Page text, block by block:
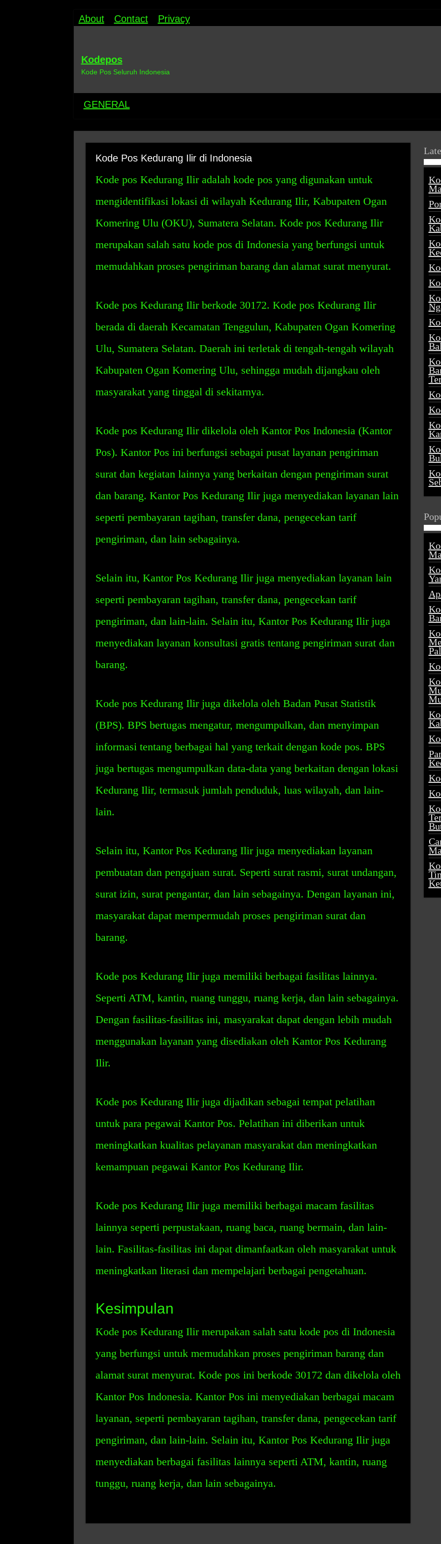
About Contact Privacy
Kodepos
Kode Pos Seluruh Indonesia
GENERAL
Kode Pos Kedurang Ilir di Indonesia
Kode pos Kedurang Ilir adalah kode pos yang digunakan untuk
mengidentifikasi lokasi di wilayah Kedurang Ilir, Kabupaten Ogan
Komering Ulu (OKU), Sumatera Selatan. Kode pos Kedurang Ilir
merupakan salah satu kode pos di Indonesia yang berfungsi untuk
memudahkan proses pengiriman barang dan alamat surat menyurat.
Kode pos Kedurang Ilir berkode 30172. Kode pos Kedurang Ilir
berada di daerah Kecamatan Tenggulun, Kabupaten Ogan Komering
Ulu, Sumatera Selatan. Daerah ini terletak di tengah-tengah wilayah
Kabupaten Ogan Komering Ulu, sehingga mudah dijangkau oleh
masyarakat yang tinggal di sekitarnya.
Kode pos Kedurang Ilir dikelola oleh Kantor Pos Indonesia (Kantor
Pos). Kantor Pos ini berfungsi sebagai pusat layanan pengiriman
surat dan kegiatan lainnya yang berkaitan dengan pengiriman surat
dan barang. Kantor Pos Kedurang Ilir juga menyediakan layanan lain
seperti pembayaran tagihan, transfer dana, pengecekan tarif
pengiriman, dan lain sebagainya.
Selain itu, Kantor Pos Kedurang Ilir juga menyediakan layanan lain
seperti pembayaran tagihan, transfer dana, pengecekan tarif
pengiriman, dan lain-lain. Selain itu, Kantor Pos Kedurang Ilir juga
menyediakan layanan konsultasi gratis tentang pengiriman surat dan
barang.
Kode pos Kedurang Ilir juga dikelola oleh Badan Pusat Statistik
(BPS). BPS bertugas mengatur, mengumpulkan, dan menyimpan
informasi tentang berbagai hal yang terkait dengan kode pos. BPS
juga bertugas mengumpulkan data-data yang berkaitan dengan lokasi
Kedurang Ilir, termasuk jumlah penduduk, luas wilayah, dan lain-
lain.
Selain itu, Kantor Pos Kedurang Ilir juga menyediakan layanan
pembuatan dan pengajuan surat. Seperti surat rasmi, surat undangan,
surat izin, surat pengantar, dan lain sebagainya. Dengan layanan ini,
masyarakat dapat mempermudah proses pengiriman surat dan
barang.
Kode pos Kedurang Ilir juga memiliki berbagai fasilitas lainnya.
Seperti ATM, kantin, ruang tunggu, ruang kerja, dan lain sebagainya.
Dengan fasilitas-fasilitas ini, masyarakat dapat dengan lebih mudah
menggunakan layanan yang disediakan oleh Kantor Pos Kedurang
Ilir.
Kode pos Kedurang Ilir juga dijadikan sebagai tempat pelatihan
untuk para pegawai Kantor Pos. Pelatihan ini diberikan untuk
meningkatkan kualitas pelayanan masyarakat dan meningkatkan
kemampuan pegawai Kantor Pos Kedurang Ilir.
Kode pos Kedurang Ilir juga memiliki berbagai macam fasilitas
lainnya seperti perpustakaan, ruang baca, ruang bermain, dan lain-
lain. Fasilitas-fasilitas ini dapat dimanfaatkan oleh masyarakat untuk
meningkatkan literasi dan mempelajari berbagai pengetahuan.
Kesimpulan
Kode pos Kedurang Ilir merupakan salah satu kode pos di Indonesia
yang berfungsi untuk memudahkan proses pengiriman barang dan
alamat surat menyurat. Kode pos ini berkode 30172 dan dikelola oleh
Kantor Pos Indonesia. Kantor Pos ini menyediakan berbagai macam
layanan, seperti pembayaran tagihan, transfer dana, pengecekan tarif
pengiriman, dan lain-lain. Selain itu, Kantor Pos Kedurang Ilir juga
menyediakan berbagai fasilitas lainnya seperti ATM, kantin, ruang
tunggu, ruang kerja, dan lain sebagainya.